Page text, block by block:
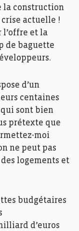
la construction
actuelle !
l’offre et la
de baguette
d’un
centaines
sont bien
prétexte que
moi
ne peut pas
logements et
budgétaires
d’euros